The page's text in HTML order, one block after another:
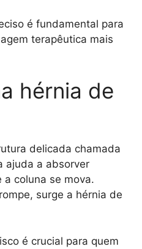
é fundamental para
terapêutica mais
hérnia de
delicada chamada
ajuda a absorver
a coluna se mova.
surge a hérnia de
é crucial para quem